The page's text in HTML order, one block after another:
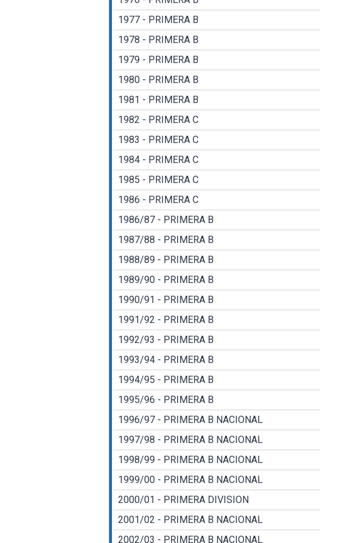
1977 - PRIMERA B
1978 - PRIMERA B
1979 - PRIMERA B
1980 - PRIMERA B
1981 - PRIMERA B
1982 - PRIMERA C
1983 - PRIMERA C
1984 - PRIMERA C
1985 - PRIMERA C
1986 - PRIMERA C
1986/87 - PRIMERA B
1987/88 - PRIMERA B
1988/89 - PRIMERA B
1989/90 - PRIMERA B
1990/91 - PRIMERA B
1991/92 - PRIMERA B
1992/93 - PRIMERA B
1993/94 - PRIMERA B
1994/95 - PRIMERA B
1995/96 - PRIMERA B
1996/97 - PRIMERA B NACIONAL
1997/98 - PRIMERA B NACIONAL
1998/99 - PRIMERA B NACIONAL
1999/00 - PRIMERA B NACIONAL
2000/01 - PRIMERA DIVISION
2001/02 - PRIMERA B NACIONAL
2002/03 - PRIMERA B NACIONAL